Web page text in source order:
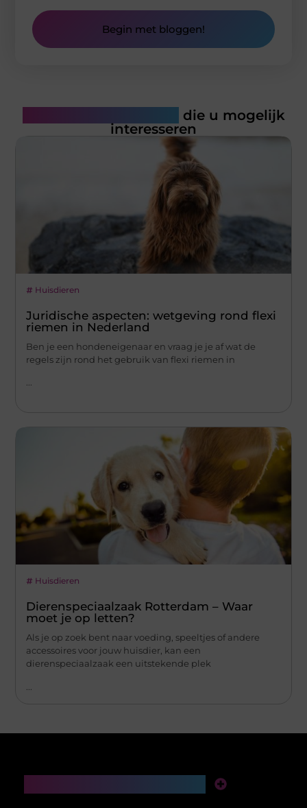
Begin met bloggen!
die u mogelijk
interesseren
Huisdieren
Juridische aspecten: wetgeving rond flexi
riemen in Nederland
Ben je een hondeneigenaar en vraag je je af wat de
regels zijn rond het gebruik van flexi riemen in
...
Huisdieren
Dierenspeciaalzaak Rotterdam – Waar
moet je op letten?
Als je op zoek bent naar voeding, speeltjes of andere
accessoires voor jouw huisdier, kan een
dierenspeciaalzaak een uitstekende plek